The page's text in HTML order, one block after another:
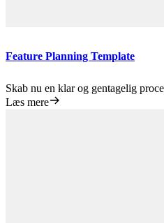
Feature Planning Template
Skab nu en klar og gentagelig
Læs mere